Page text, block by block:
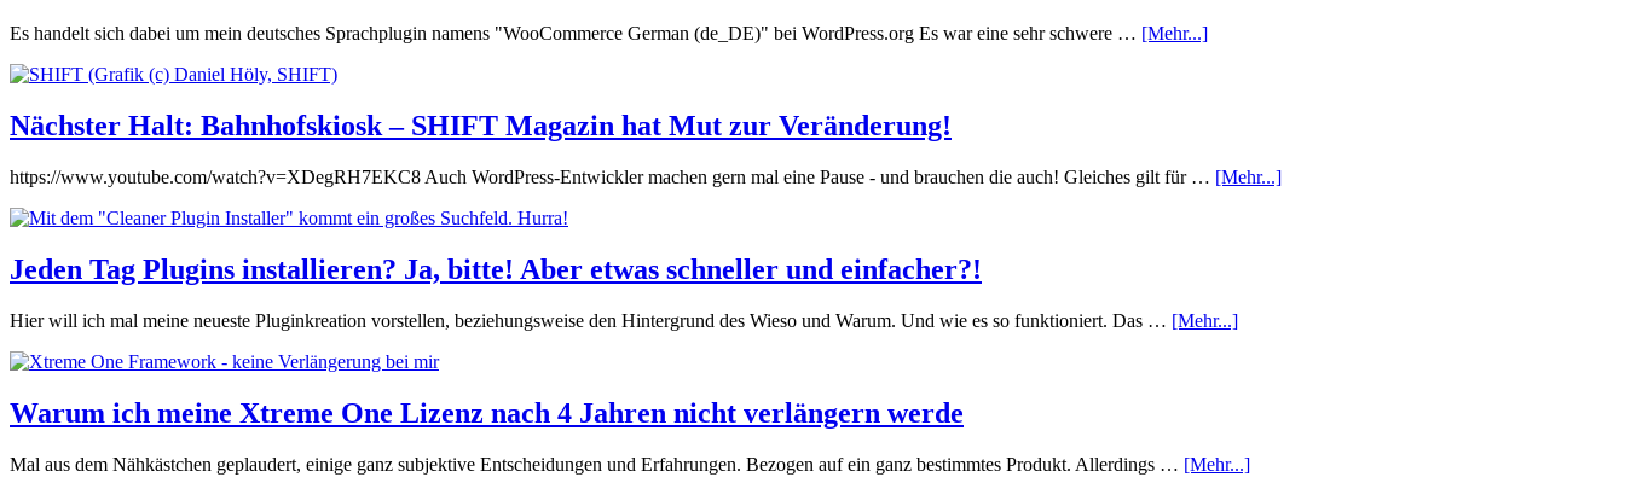
Es handelt sich dabei um mein deutsches Sprachplugin namens "WooCommerce German (de_DE)" bei WordPress.org Es war eine sehr schwere … [Mehr...]
Nächster Halt: Bahnhofskiosk – SHIFT Magazin hat Mut zur Veränderung!
https://www.youtube.com/watch?v=XDegRH7EKC8 Auch WordPress-Entwickler machen gern mal eine Pause - und brauchen die auch! Gleiches gilt für … [Mehr...]
Jeden Tag Plugins installieren? Ja, bitte! Aber etwas schneller und einfacher?!
Hier will ich mal meine neueste Pluginkreation vorstellen, beziehungsweise den Hintergrund des Wieso und Warum. Und wie es so funktioniert. Das … [Mehr...]
Warum ich meine Xtreme One Lizenz nach 4 Jahren nicht verlängern werde
Mal aus dem Nähkästchen geplaudert, einige ganz subjektive Entscheidungen und Erfahrungen. Bezogen auf ein ganz bestimmtes Produkt. Allerdings … [Mehr...]